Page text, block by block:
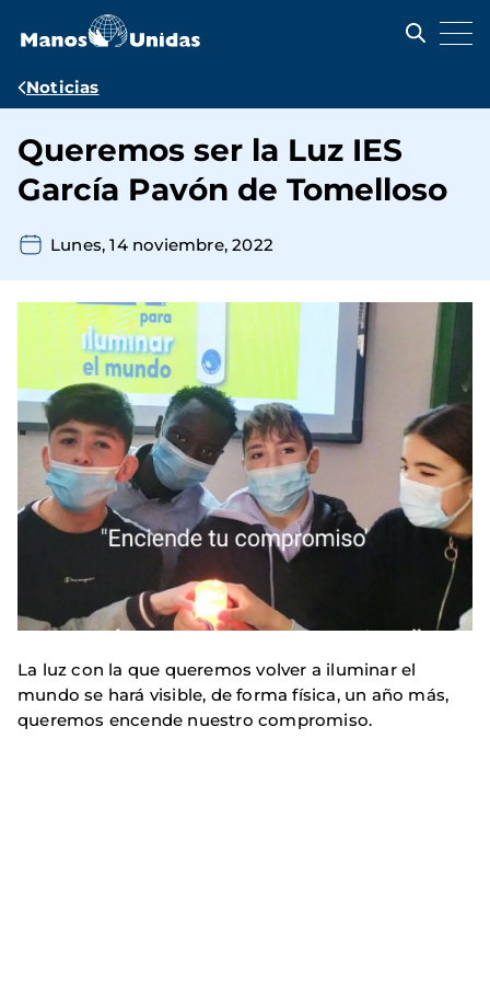
contenido
Ruta
navegación
Noticias
Queremos ser la Luz IES
García Pavón de Tomelloso
Lunes, 14 noviembre, 2022
La luz con la que queremos volver a iluminar el
mundo se hará visible, de forma física, un año más,
queremos encende nuestro compromiso.